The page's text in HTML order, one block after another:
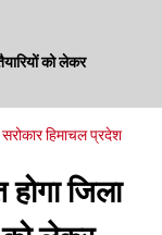
का ‘खामोश पहरेदार’, दुर्लभ
को लेकर
हिमाचल प्रदेश
जिला